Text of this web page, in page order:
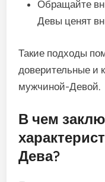
Обращайте
Девы ценят
Такие подходы
доверительные и
мужчиной-Девой.
В чем
Дева?